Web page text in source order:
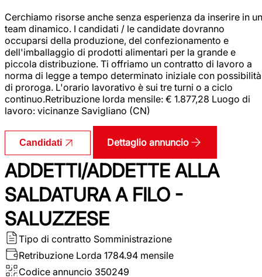
Cerchiamo risorse anche senza esperienza da inserire in un
team dinamico. I candidati / le candidate dovranno
occuparsi della produzione, del confezionamento e
dell'imballaggio di prodotti alimentari per la grande e
piccola distribuzione. Ti offriamo un contratto di lavoro a
norma di legge a tempo determinato iniziale con possibilità
di proroga. L'orario lavorativo è sui tre turni o a ciclo
continuo.Retribuzione lorda mensile: € 1.877,28 Luogo di
lavoro: vicinanze Savigliano (CN)
Candidati Dettaglio annuncio
ADDETTI/ADDETTE ALLA
SALDATURA A FILO -
SALUZZESE
Tipo di contratto Somministrazione
Retribuzione Lorda 1784.94 mensile
Codice annuncio 350249